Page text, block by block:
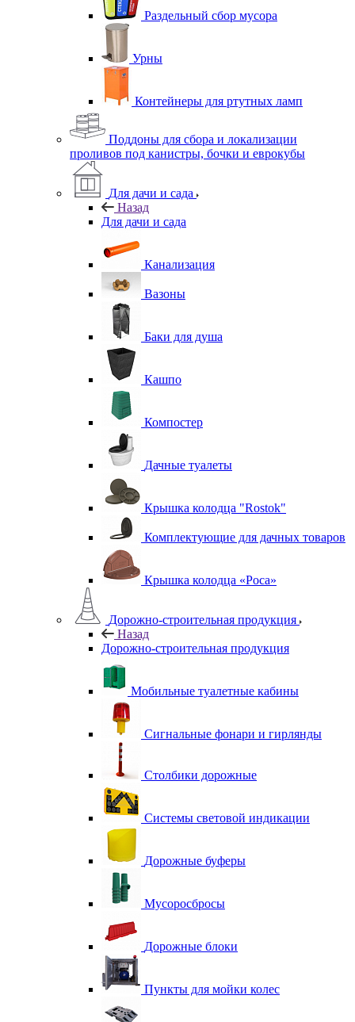
Раздельный сбор мусора
Урны
Контейнеры для ртутных ламп
Поддоны для сбора и локализации
проливов под канистры, бочки и еврокубы
Для дачи и сада
Назад
Для дачи и сада
Канализация
Вазоны
Баки для душа
Кашпо
Компостер
Дачные туалеты
Крышка колодца "Rostok"
Комплектующие для дачных товаров
Крышка колодца «Роса»
Дорожно-строительная продукция
Назад
Дорожно-строительная продукция
Мобильные туалетные кабины
Сигнальные фонари и гирлянды
Столбики дорожные
Системы световой индикации
Дорожные буферы
Мусоросбросы
Дорожные блоки
Пункты для мойки колес